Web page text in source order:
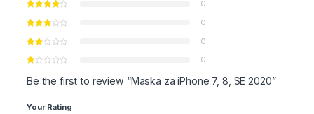
0
0
0
0
Be the first to review “Maska za iPhone 7, 8, SE 2020”
Your Rating